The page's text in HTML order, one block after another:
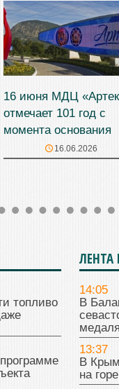
16 июня МДЦ
отмечает 101 год с
момента основания
16.06.2026
топливо
14:05
В
13:37
В
на